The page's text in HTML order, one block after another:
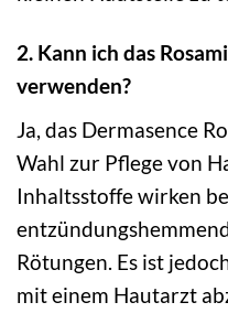
2. Kann ich das
verwenden?
Ja, das Dermasence
Wahl zur Pflege von
Inhaltsstoffe wirken
Rötungen. Es ist
mit einem Hautarzt